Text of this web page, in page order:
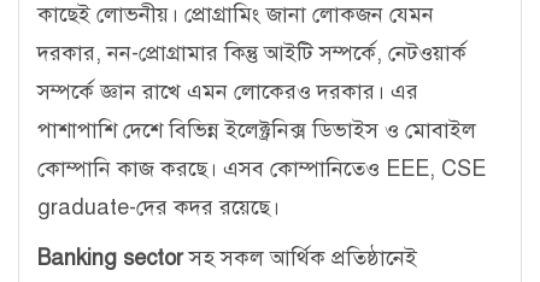
কাছেই লোভনীয়। প্রোগ্রামিং জানা লোকজন যেমন
দরকার, নন-প্রোগ্রামার কিন্তু আইটি সম্পর্কে, নেটওয়ার্ক
সম্পর্কে জ্ঞান রাখে এমন লোকেরও দরকার। এর
পাশাপাশি দেশে বিভিন্ন ইলেক্ট্রনিক্স ডিভাইস ও মোবাইল
কোম্পানি কাজ করছে। এসব কোম্পানিতেও EEE, CSE
graduate-দের কদর রয়েছে।
Banking sectorসহ সকল আর্থিক প্রতিষ্ঠানেই